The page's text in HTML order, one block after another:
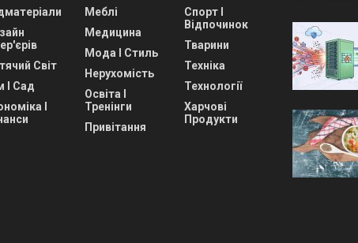
Світ
І Сад
І
Меблі
Медицина
Мода І Стиль
Нерухомість
Освіта І
Тренінги
Привітання
Спорт І
Відпочинок
Тварини
Техніка
Технології
Харчові
Продукти